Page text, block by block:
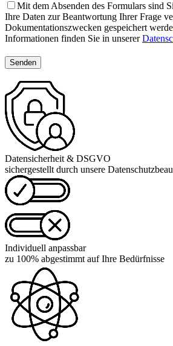
Mit dem Absenden des Formulars sind
Ihre Daten zur Beantwortung Ihrer Frage
Dokumentationszwecken gespeichert
Informationen finden Sie in unserer
Senden
Datensicherheit & DSGVO
sichergestellt durch unsere
Individuell anpassbar
zu 100% abgestimmt auf Ihre Bedürfnisse